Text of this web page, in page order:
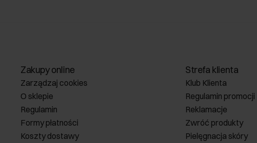
Zakupy online
Zarządzaj cookies
O sklepie
Regulamin
Formy płatności
Koszty dostawy
Strefa klienta
Klub Klienta
Regulamin promocji
Reklamacje
Zwróć produkty
Pielęgnacja skóry